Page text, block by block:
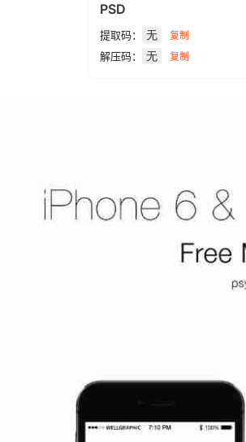
PSD
提取码： 无 复制
解压码： 无 复制